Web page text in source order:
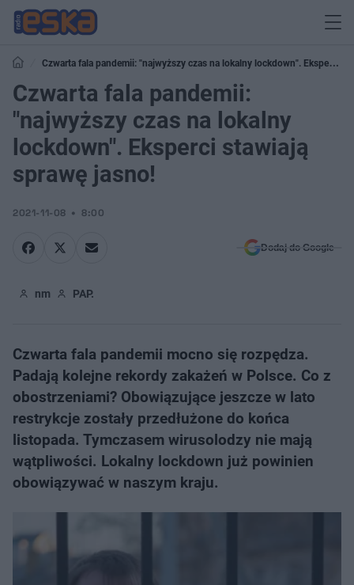
Czwarta fala pandemii: "najwyższy czas na lokalny lockdown". Eksperci
stawiają sprawę jasno!
Czwarta fala pandemii:
"najwyższy czas na lokalny
lockdown". Eksperci stawiają
sprawę jasno!
2021-11-08 8:00
Dodaj do Google
nm PAP.
Czwarta fala pandemii mocno się rozpędza.
Padają kolejne rekordy zakażeń w Polsce. Co z
obostrzeniami? Obowiązujące jeszcze w lato
restrykcje zostały przedłużone do końca
listopada. Tymczasem wirusolodzy nie mają
wątpliwości. Lokalny lockdown już powinien
obowiązywać w naszym kraju.